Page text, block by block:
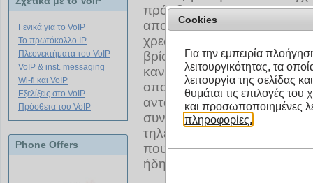
πρόσβαση στο Internet και
αποτέλεσμα είναι -
χρεώσεις μέσω Διαδικτύου
βρίσκονται κάτω από
κανείς πόσο σημαντικά
οποίες προσπαθούν να
ανταγωνιστικό
συναλλάσσονται με το
τηλέφωνα έχουν λάβει
που προσφέρει δωρεάν
ήδη έχει περάσει τα 50
Γενικά για το VoIP
Το πρωτόκολλο IP
Πλεονεκτήματα του VoIP
VoIP & inst. messaging
Wi-fi και VoIP
Εξελίξεις στο VoIP
Πρόσθετα του VoIP
Phone Offers
Special Offer
Ενημερωθείτε για τα
κάνοντας click στον
Cookies
Για την εμπειρία
λειτουργικότητας, τα
λειτουργία της σελίδας
θυμάται τις επιλογές
και προσωποποιημένες
πληροφορίες.